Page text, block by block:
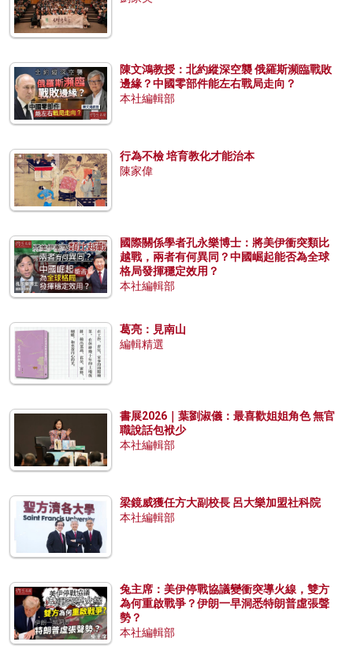
陳文鴻教授：北約縱深空襲 俄羅斯瀕臨戰敗
邊緣？中國零部件能左右戰局走向？
本社編輯部
行為不檢 培育教化才能治本
陳家偉
國際關係學者孔永樂博士：將美伊衝突類比
越戰，兩者有何異同？中國崛起能否為全球
格局發揮穩定效用？
本社編輯部
葛亮：見南山
編輯精選
書展2026｜葉劉淑儀：最喜歡姐姐角色 無官
職說話包袱少
本社編輯部
梁鏡威獲任方大副校長 呂大樂加盟社科院
本社編輯部
兔主席：美伊停戰協議變衝突導火線，雙方
為何重啟戰爭？伊朗一早洞悉特朗普虛張聲
勢？
本社編輯部